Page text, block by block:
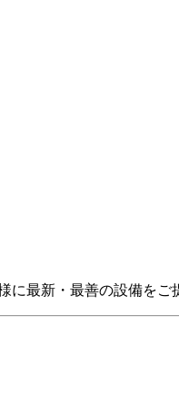
最新・最善の設備をご